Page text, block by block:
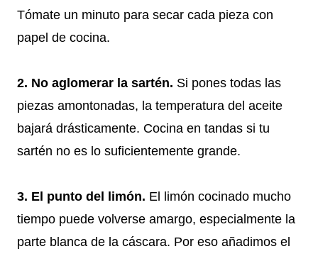
Tómate un minuto para secar cada pieza con
papel de cocina.
2. No aglomerar la sartén. Si pones todas las
piezas amontonadas, la temperatura del aceite
bajará drásticamente. Cocina en tandas si tu
sartén no es lo suficientemente grande.
3. El punto del limón. El limón cocinado mucho
tiempo puede volverse amargo, especialmente la
parte blanca de la cáscara. Por eso añadimos el